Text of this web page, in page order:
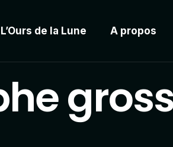
L’Ours de la Lune A propos